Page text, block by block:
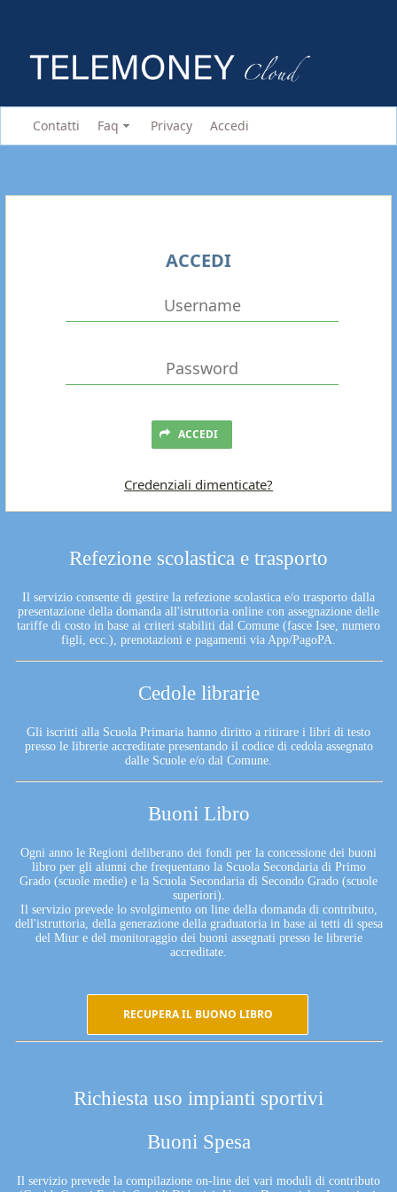
Contatti Faq Privacy Accedi
Refezione scolastica e trasporto
Il servizio consente di gestire la refezione scolastica e/o trasporto dalla
presentazione della domanda all'istruttoria online con assegnazione delle
tariffe di costo in base ai criteri stabiliti dal Comune (fasce Isee, numero
figli, ecc.), prenotazioni e pagamenti via App/PagoPA.
Cedole librarie
Gli iscritti alla Scuola Primaria hanno diritto a ritirare i libri di testo
presso le librerie accreditate presentando il codice di cedola assegnato
dalle Scuole e/o dal Comune.
Buoni Libro
Ogni anno le Regioni deliberano dei fondi per la concessione dei buoni
libro per gli alunni che frequentano la Scuola Secondaria di Primo
Grado (scuole medie) e la Scuola Secondaria di Secondo Grado (scuole
superiori).
Il servizio prevede lo svolgimento on line della domanda di contributo,
dell'istruttoria, della generazione della graduatoria in base ai tetti di spesa
del Miur e del monitoraggio dei buoni assegnati presso le librerie
accreditate.
RECUPERA IL BUONO LIBRO
Richiesta uso impianti sportivi
Buoni Spesa
Il servizio prevede la compilazione on-line dei vari moduli di contributo
ACCEDI
ACCEDI
Credenziali dimenticate?